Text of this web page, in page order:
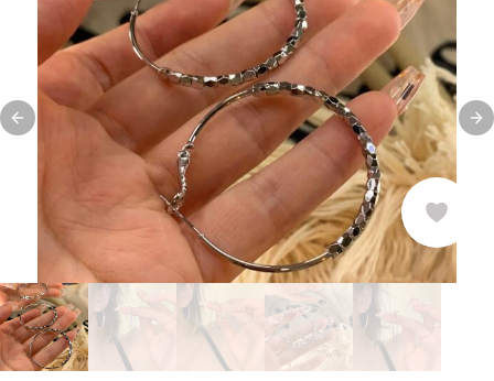
Previous slide